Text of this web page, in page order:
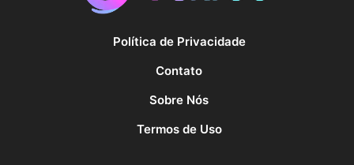
Política de Privacidade
Contato
Sobre Nós
Termos de Uso